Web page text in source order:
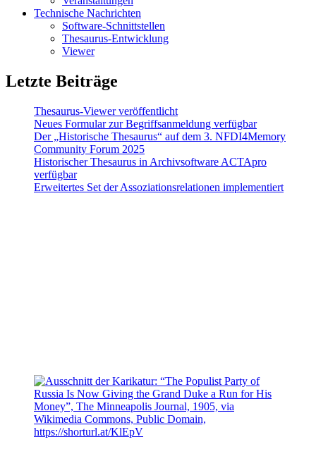
Technische Nachrichten
Software-Schnittstellen
Thesaurus-Entwicklung
Viewer
Letzte Beiträge
Thesaurus-Viewer veröffentlicht
Neues Formular zur Begriffsanmeldung verfügbar
Der „Historische Thesaurus“ auf dem 3. NFDI4Memory
Community Forum 2025
Historischer Thesaurus in Archivsoftware ACTApro
verfügbar
Erweitertes Set der Assoziationsrelationen implementiert